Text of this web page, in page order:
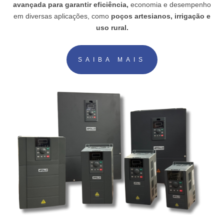
avançada para garantir eficiência, economia e desempenho
em diversas aplicações, como poços artesianos, irrigação e
uso rural.
SAIBA MAIS